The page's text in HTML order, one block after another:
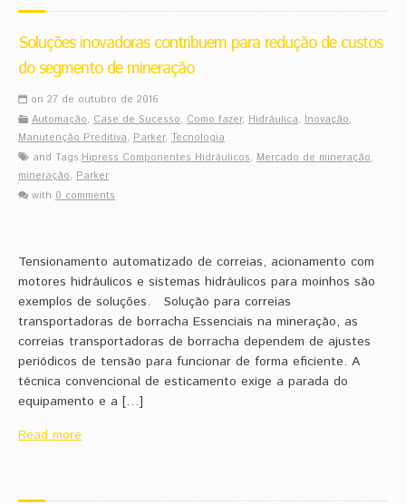
Soluções inovadoras contribuem para redução de custos
do segmento de mineração
on 27 de outubro de 2016
Automação, Case de Sucesso, Como fazer, Hidráulica, Inovação,
Manutenção Preditiva, Parker, Tecnologia
and Tags:Hipress Componentes Hidráulicos, Mercado de mineração,
mineração, Parker
with 0 comments
Tensionamento automatizado de correias, acionamento com
motores hidráulicos e sistemas hidráulicos para moinhos são
exemplos de soluções. Solução para correias
transportadoras de borracha Essenciais na mineração, as
correias transportadoras de borracha dependem de ajustes
periódicos de tensão para funcionar de forma eficiente. A
técnica convencional de esticamento exige a parada do
equipamento e a […]
Read more